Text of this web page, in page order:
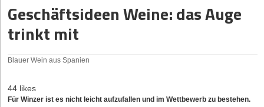
Geschäftsideen Weine: das Auge
trinkt mit
Blauer Wein aus Spanien
44 likes
Für Winzer ist es nicht leicht aufzufallen und im Wettbewerb zu bestehen.